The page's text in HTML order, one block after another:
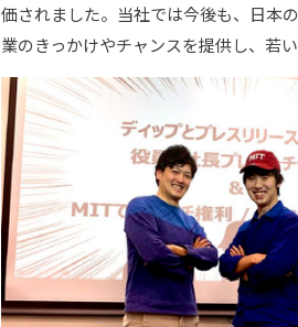
価されました。当社では今後も、日本
業のきっかけやチャンスを提供し、若